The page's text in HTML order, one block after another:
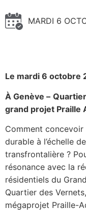
MARDI 6
Le mardi 6 octobre
À Genève –
grand projet Praille
Comment
durable à l’échelle
transfrontalière ?
résonance avec la
résidentiels du
Quartier des
mégaprojet Praille-